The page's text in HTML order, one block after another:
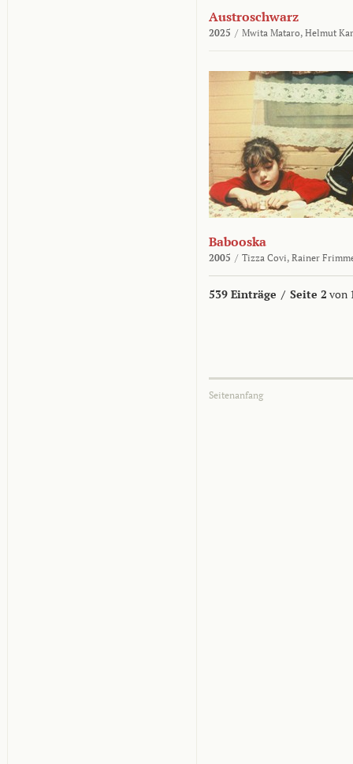
Austroschwarz
2025 / Mwita Mataro, Helmut
Babooska
2005 / Tizza Covi, Rainer
539 Einträge / Seite 2 von
Seitenanfang